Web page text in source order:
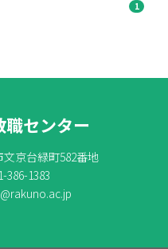
1
センター
文京台緑町582番地
386-1383